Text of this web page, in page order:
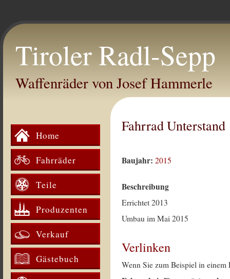
Tiroler Radl-Sepp
Waffenräder von Josef Hammerle
Home
Fahrräder
Teile
Produzenten
Verkauf
Gästebuch
Fahrrad Unterstand
Baujahr:2015
Beschreibung
Errichtet 2013
Umbau im Mai 2015
Verlinken
Wenn Sie zum Beispiel in